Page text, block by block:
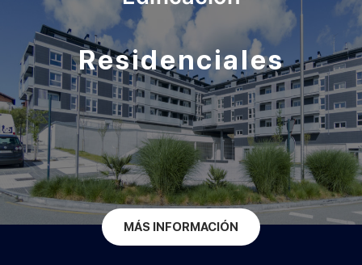
Residenciales
MÁS INFORMACIÓN